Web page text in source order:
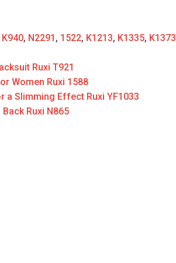
K940, N2291 , 1522, K1213, K1335, K1373
Ruxi T921
Women Ruxi 1588
Slimming Effect Ruxi YF1033
Ruxi N865